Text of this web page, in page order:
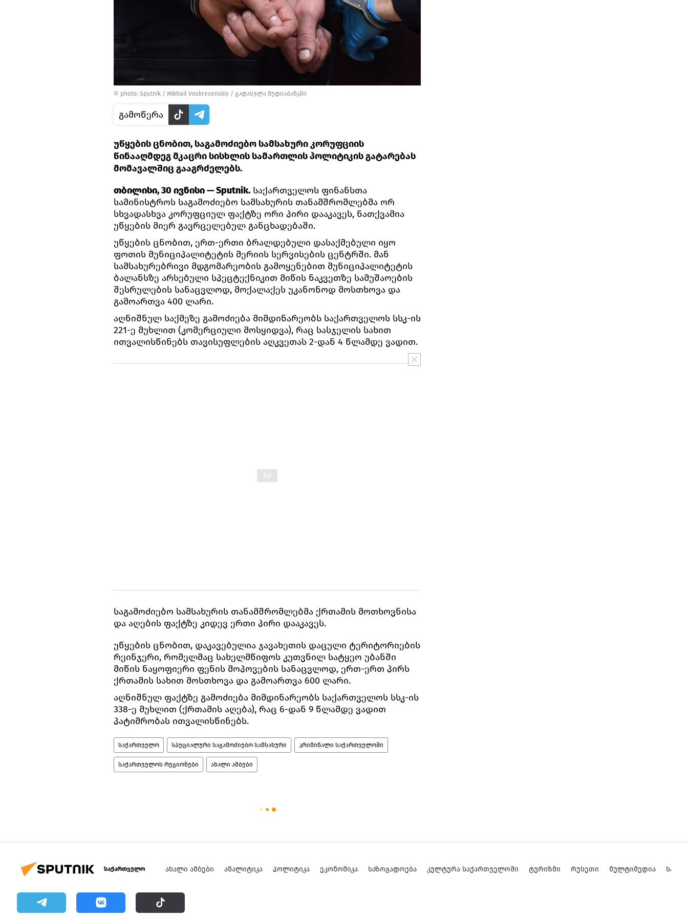
© photo: Sputnik / Mikhail Voskresenskiy / გადასვლა მედიაბანკში
გამოწერა
უწყების ცნობით, საგამოძიებო სამსახური კორუფციის
წინააღმდეგ მკაცრი სისხლის სამართლის პოლიტიკის გატარებას
მომავალშიც გააგრძელებს.
თბილისი, 30 ივნისი — Sputnik. საქართველოს ფინანსთა
სამინისტროს საგამოძიებო სამსახურის თანამშრომლებმა ორ
სხვადასხვა კორუფციულ ფაქტზე ორი პირი დააკავეს, ნათქვამია
უწყების მიერ გავრცელებულ განცხადებაში.
უწყების ცნობით, ერთ-ერთი ბრალდებული დასაქმებული იყო
ფოთის მუნიციპალიტეტის მერიის სერვისების ცენტრში. მან
სამსახურებრივი მდგომარეობის გამოყენებით მუნიციპალიტეტის
ბალანსზე არსებული სპეცტექნიკით მიწის ნაკვეთზე სამუშაოების
შესრულების სანაცვლოდ, მოქალაქეს უკანონოდ მოსთხოვა და
გამოართვა 400 ლარი.
აღნიშნულ საქმეზე გამოძიება მიმდინარეობს საქართველოს სსკ-ის
221-ე მუხლით (კომერციული მოსყიდვა), რაც სასჯელის სახით
ითვალისწინებს თავისუფლების აღკვეთას 2-დან 4 წლამდე ვადით.
საგამოძიებო სამსახურის თანამშრომლებმა ქრთამის მოთხოვნისა
და აღების ფაქტზე კიდევ ერთი პირი დააკავეს.
უწყების ცნობით, დაკავებულია ჯავახეთის დაცული ტერიტორიების
რეინჯერი, რომელმაც სახელმწიფოს კუთვნილ სატყეო უბანში
მიწის ნაყოფიერი ფენის მოპოვების სანაცვლოდ, ერთ-ერთ პირს
ქრთამის სახით მოსთხოვა და გამოართვა 600 ლარი.
აღნიშნულ ფაქტზე გამოძიება მიმდინარეობს საქართველოს სსკ-ის
338-ე მუხლით (ქრთამის აღება), რაც 6-დან 9 წლამდე ვადით
პატიმრობას ითვალისწინებს.
საქართველო სპეციალური საგამოძიებო სამსახური კრიმინალი საქართველოში
საქართველოს რეგიონები ახალი ამბები
საქართველო ᲐᲮᲐᲚᲘ ᲐᲛᲑᲔᲑᲘ ᲐᲜᲐᲚᲘᲢᲘᲙᲐ ᲞᲝᲚᲘᲢᲘᲙᲐ ᲔᲙᲝᲜᲝᲛᲘᲙᲐ ᲡᲐᲖᲝᲒᲐᲓᲝᲔᲑᲐ ᲙᲣᲚᲢᲣᲠᲐ ᲡᲐᲥᲐᲠᲗᲕᲔᲚᲝᲨᲘ ᲢᲣᲠᲘᲖᲛᲘ ᲠᲣᲡᲔᲗᲘ ᲛᲣᲚᲢᲘᲛᲔᲓᲘᲐ